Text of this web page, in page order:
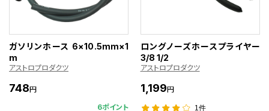
ガソリンホース 6×10.5mm×1
m
アストロプロダクツ
748円
6ポイント
ロングノーズホースプライヤー
3/8 1/2
アストロプロダクツ
1,199円
1件